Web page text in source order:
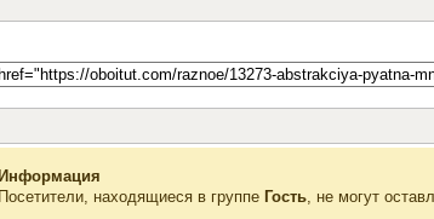
Информация
Посетители, находящиеся в группе Гость, не могут